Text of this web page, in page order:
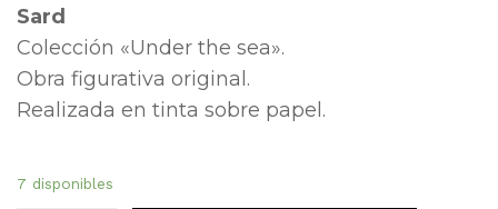
Sard
Colección «Under the sea».
Obra figurativa original.
Realizada en tinta sobre papel.
7 disponibles